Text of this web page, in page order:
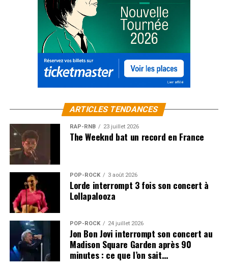
ARTICLES TENDANCES
RAP-RNB 23 juillet 2026
The Weeknd bat un record en France
POP-ROCK 3 août 2026
Lorde interrompt 3 fois son concert à
Lollapalooza
POP-ROCK 24 juillet 2026
Jon Bon Jovi interrompt son concert au
Madison Square Garden après 90
minutes : ce que l’on sait…